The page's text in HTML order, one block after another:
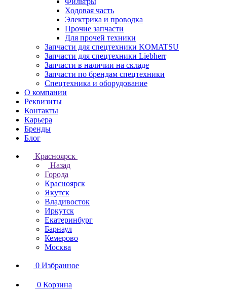
Ходовая часть
Электрика и проводка
Прочие запчасти
Для прочей техники
Запчасти для спецтехники KOMATSU
Запчасти для спецтехники Liebherr
Запчасти в наличии на складе
Запчасти по брендам спецтехники
Спецтехника и оборудование
О компании
Реквизиты
Контакты
Карьера
Бренды
Блог
Красноярск
Назад
Города
Красноярск
Якутск
Владивосток
Иркутск
Екатеринбург
Барнаул
Кемерово
Москва
0 Избранное
0 Корзина